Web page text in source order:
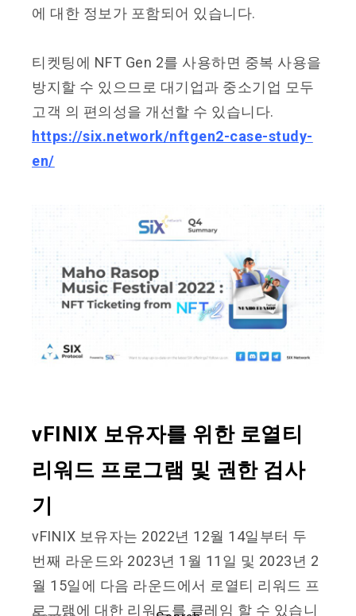
에 대한 정보가 포함되어 있습니다.
티켓팅에 NFT Gen 2를 사용하면 중복 사용을
방지할 수 있으므로 대기업과 중소기업 모두
고객 의 편의성을 개선할 수 있습니다.
https://six.network/nftgen2-case-study-
en/
vFINIX 보유자를 위한 로열티
리워드 프로그램 및 권한 검사
기
vFINIX 보유자는 2022년 12월 14일부터 두
번째 라운드와 2023년 1월 11일 및 2023년 2
월 15일에 다음 라운드에서 로열티 리워드 프
로그램에 대한 리워드를 클레임 할 수 있습니